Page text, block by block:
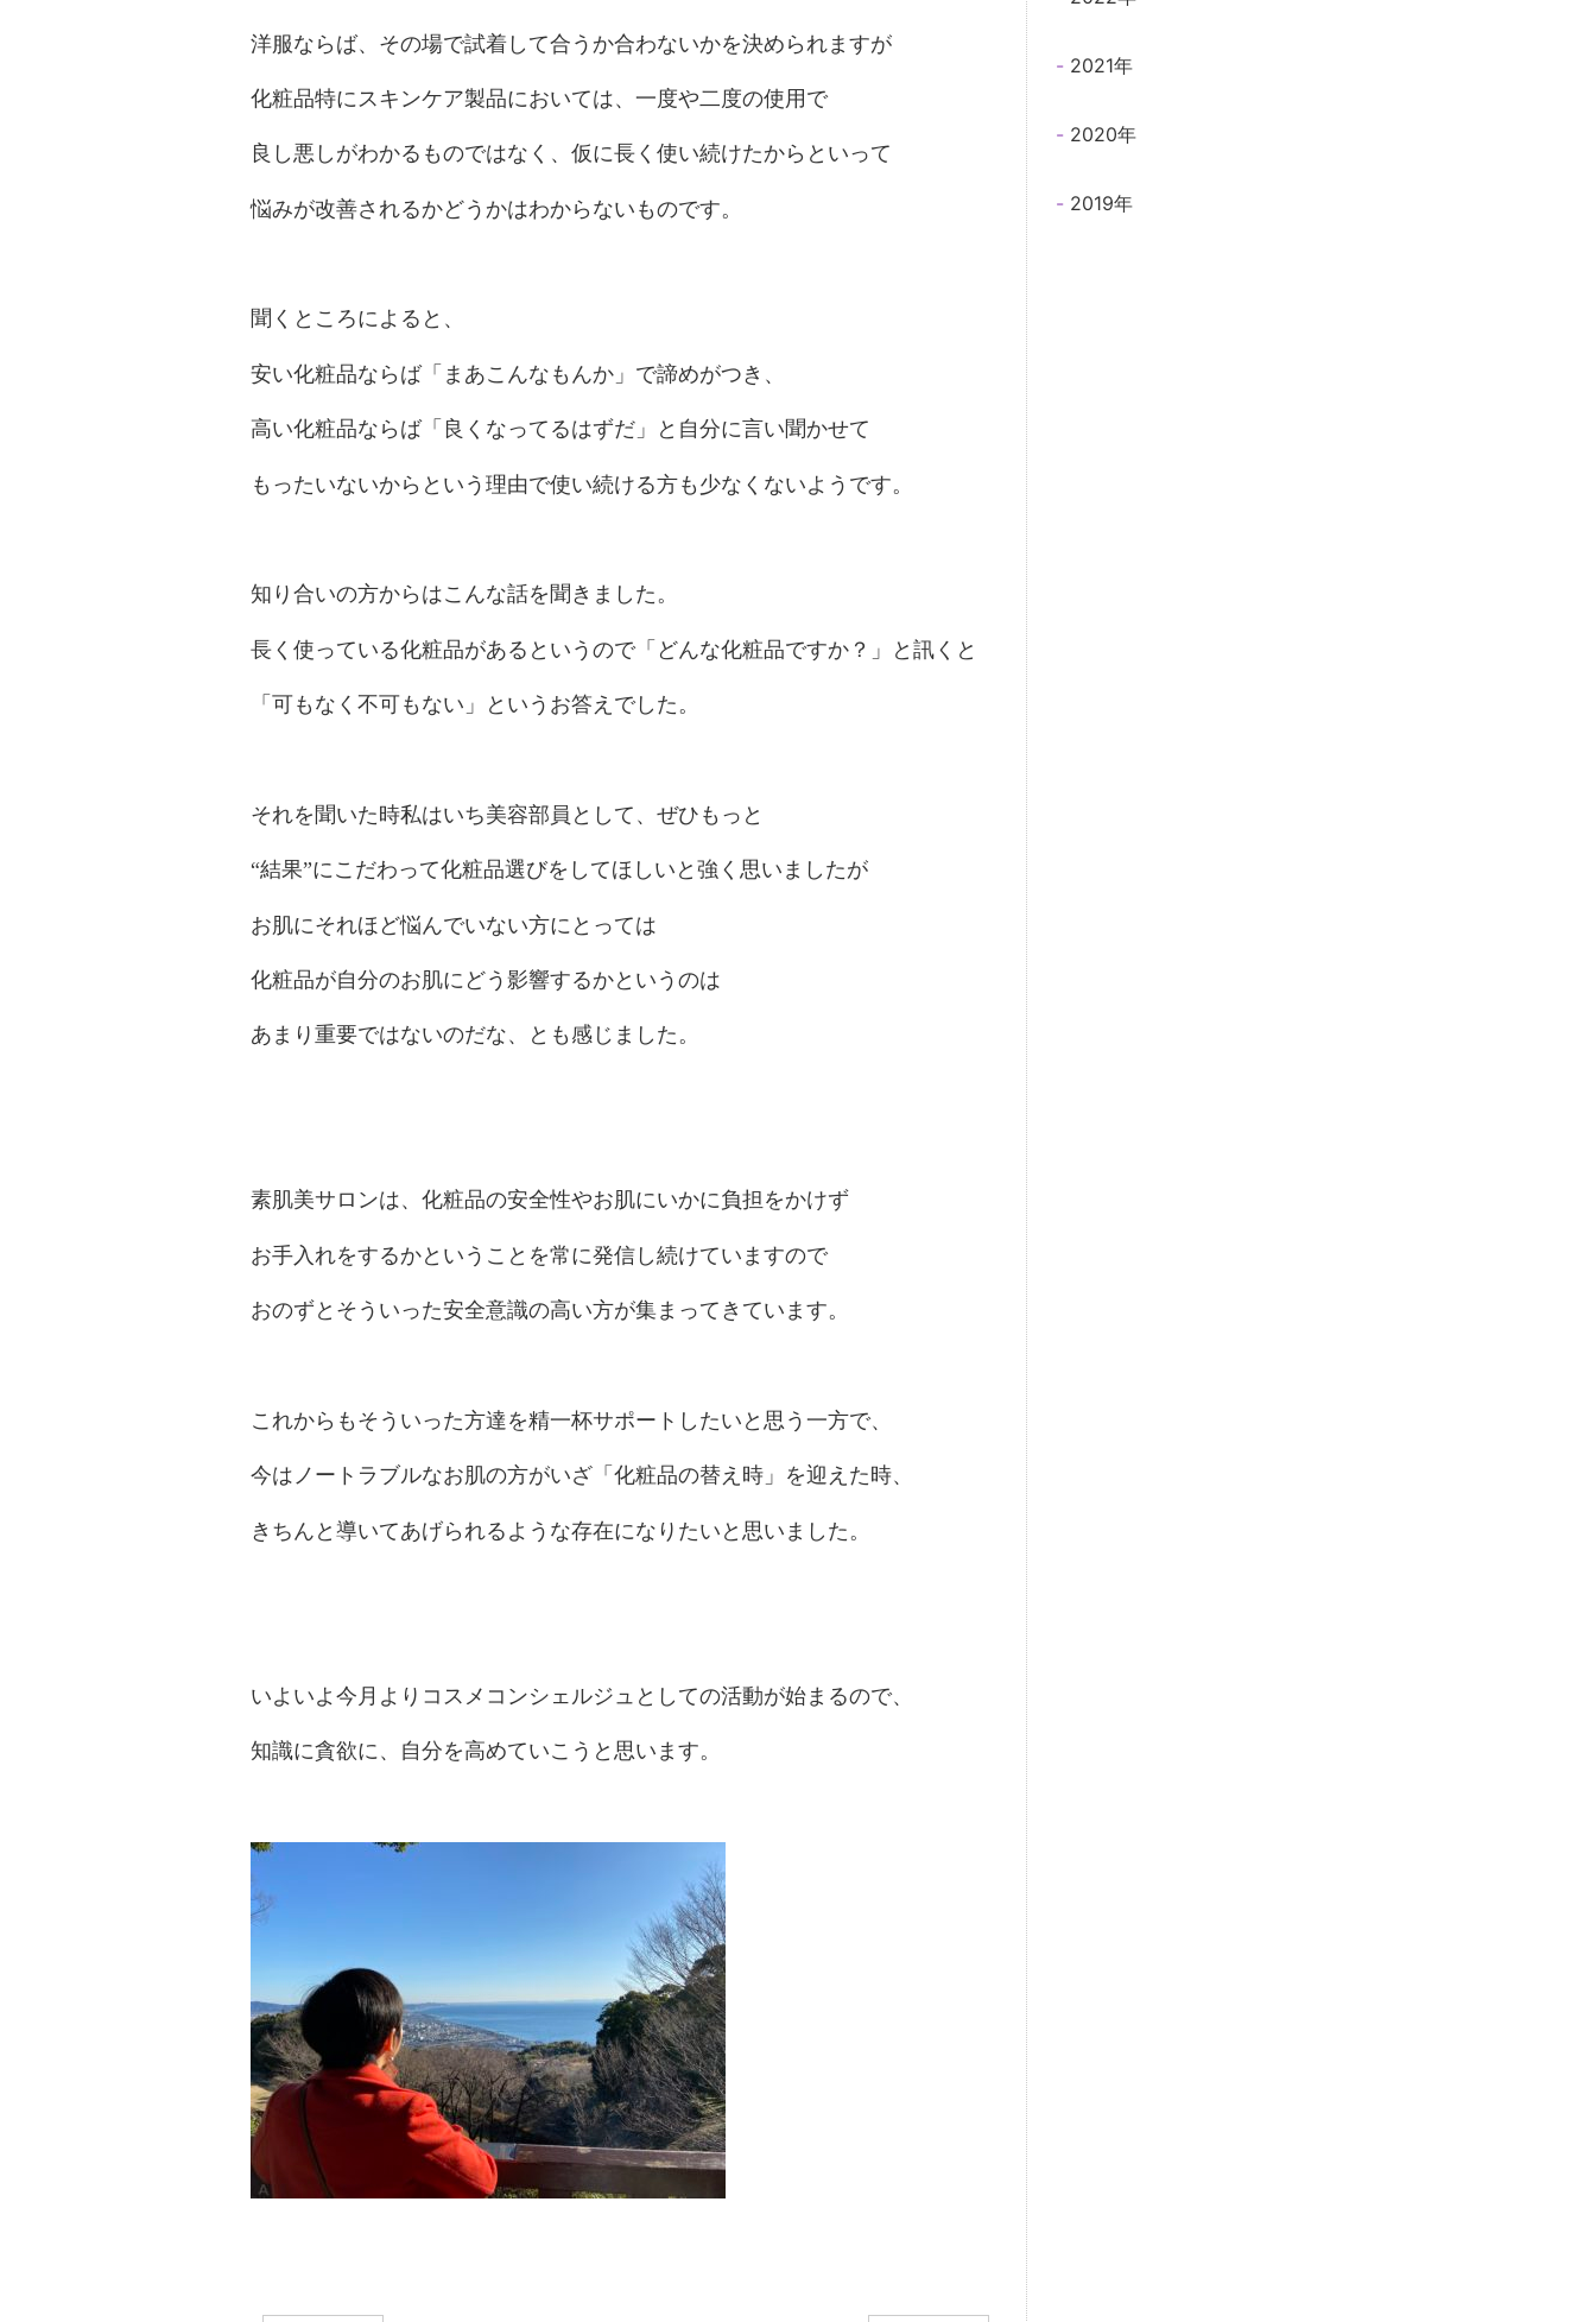
洋服ならば、その場で試着して合うか合わないかを決められますが
化粧品特にスキンケア製品においては、一度や二度の使用で
良し悪しがわかるものではなく、仮に長く使い続けたからといって
悩みが改善されるかどうかはわからないものです。
聞くところによると、
安い化粧品ならば「まあこんなもんか」で諦めがつき、
高い化粧品ならば「良くなってるはずだ」と自分に言い聞かせて
もったいないからという理由で使い続ける方も少なくないようです。
知り合いの方からはこんな話を聞きました。
長く使っている化粧品があるというので「どんな化粧品ですか？」と訊くと
「可もなく不可もない」というお答えでした。
それを聞いた時私はいち美容部員として、ぜひもっと
“結果”にこだわって化粧品選びをしてほしいと強く思いましたが
お肌にそれほど悩んでいない方にとっては
化粧品が自分のお肌にどう影響するかというのは
あまり重要ではないのだな、とも感じました。
素肌美サロンは、化粧品の安全性やお肌にいかに負担をかけず
お手入れをするかということを常に発信し続けていますので
おのずとそういった安全意識の高い方が集まってきています。
これからもそういった方達を精一杯サポートしたいと思う一方で、
今はノートラブルなお肌の方がいざ「化粧品の替え時」を迎えた時、
きちんと導いてあげられるような存在になりたいと思いました。
いよいよ今月よりコスメコンシェルジュとしての活動が始まるので、
知識に貪欲に、自分を高めていこうと思います。
2021年
2020年
2019年